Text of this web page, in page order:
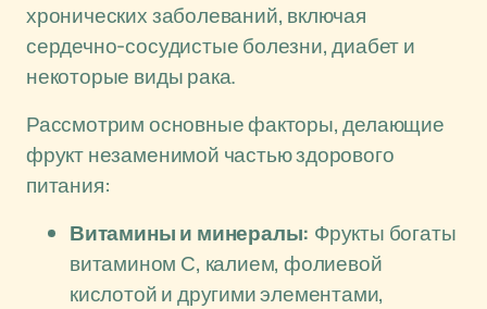
хронических заболеваний, включая
сердечно-сосудистые болезни, диабет и
некоторые виды рака.
Рассмотрим основные факторы, делающие
фрукт незаменимой частью здорового
питания:
Витамины и минералы: Фрукты богаты
витамином С, калием, фолиевой
кислотой и другими элементами,